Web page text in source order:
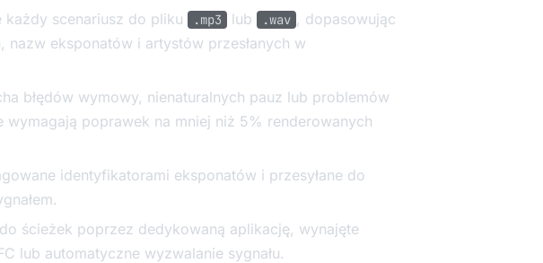
scenariusz do pliku
.mp3 lub .wav , dopasowując
eksponatów i artystów przesłanych w
błędów wymowy, nienaturalnych pauz lub problemów
wymagają poprawek na mniej niż 5% renderowanych
identyfikatorami eksponatów i przesyłane do
ścieżek poprzez dedykowaną aplikację, wynajęte
lub automatyczne wyzwalanie sygnału.